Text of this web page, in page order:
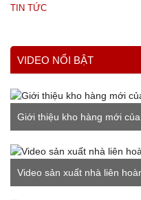
TIN TỨC
VIDEO NỔI BẬT
Giới thiệu kho hàng mới
Video sản xuất nhà liên